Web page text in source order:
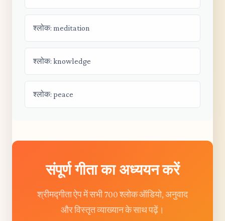
श्लोक: meditation
श्लोक: knowledge
श्लोक: peace
संपूर्ण गीता का अध्ययन करें
श्रीमद्गीता ऐप में सभी 700 श्लोक ऑडियो, अनुवाद
और विस्तृत व्याख्यान के साथ पढ़ें।